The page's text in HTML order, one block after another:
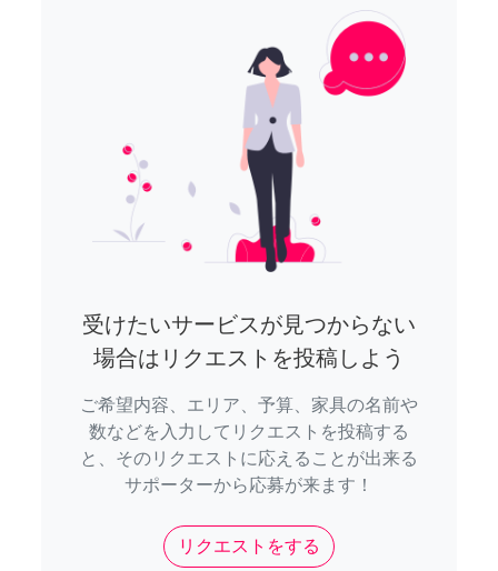
受けたいサービスが見つからない
場合はリクエストを投稿しよう
ご希望内容、エリア、予算、家具の名前や
数などを入力してリクエストを投稿する
と、そのリクエストに応えることが出来る
サポーターから応募が来ます！
リクエストをする